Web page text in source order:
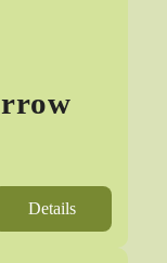
Details